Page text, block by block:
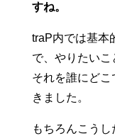
すね。
traP内では基本
で、やりたいこ
それを誰にど
きました。
もちろんこう